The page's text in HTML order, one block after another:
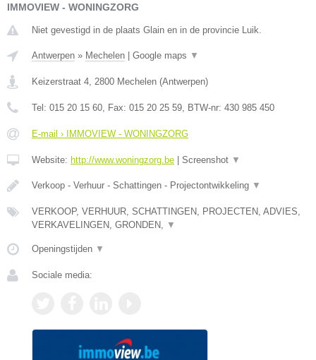
IMMOVIEW - WONINGZORG
Niet gevestigd in de plaats Glain en in de provincie Luik.
Antwerpen » Mechelen Google maps ▼
Keizerstraat 4 2800 Mechelen (Antwerpen)
Tel: 015 20 15 60 , Fax: 015 20 25 59 , BTW-nr: 430 985 450
E-mail › IMMOVIEW - WONINGZORG
Website: http://www.woningzorg.be Screenshot ▼
Verkoop - Verhuur - Schattingen - Projectontwikkeling ▼
VERKOOP, VERHUUR, SCHATTINGEN, PROJECTEN, ADVIES,
VERKAVELINGEN, GRONDEN,
▼
Openingstijden ▼
Sociale media: